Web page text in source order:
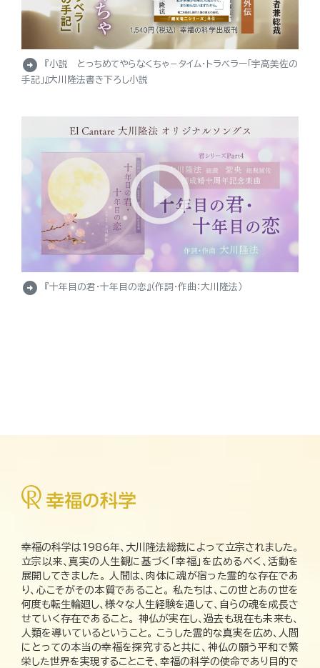
arrow_circle_right
『小説 とっちめてやらなくちゃ－タイム・トラベラー「宇高美佐の
手記」』大川隆法書き下ろし小説
arrow_circle_right 『十年目の君・十年目の恋』（作詞・作曲：大川隆法）
幸福の科学は1986年、大川隆法総裁によって立宗されました。
立宗以来、真実の人生観に基づく「幸福」を広めるべく、活動を
展開してきました。 人間は、肉体に魂が宿った霊的な存在であ
り、心こそがその本質であること。 私たちは、この世とあの世を
何度も転生輪廻し、様々な人生経験を通して、自らの魂を成長さ
せていく存在であること。 神仏が実在し、過去も現在も未来も、
人類を導いているということ。 こうした霊的な真実を広め、人間
にとっての本当の幸福を探究すると共に、神仏の願う平和で繁
栄した世界を実現することこそ、幸福の科学の使命であり目的で